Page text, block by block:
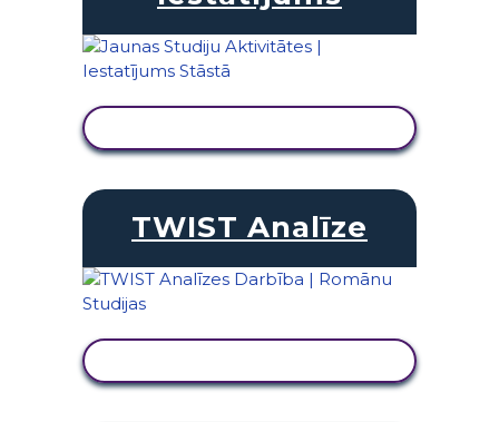
TWIST Analīze